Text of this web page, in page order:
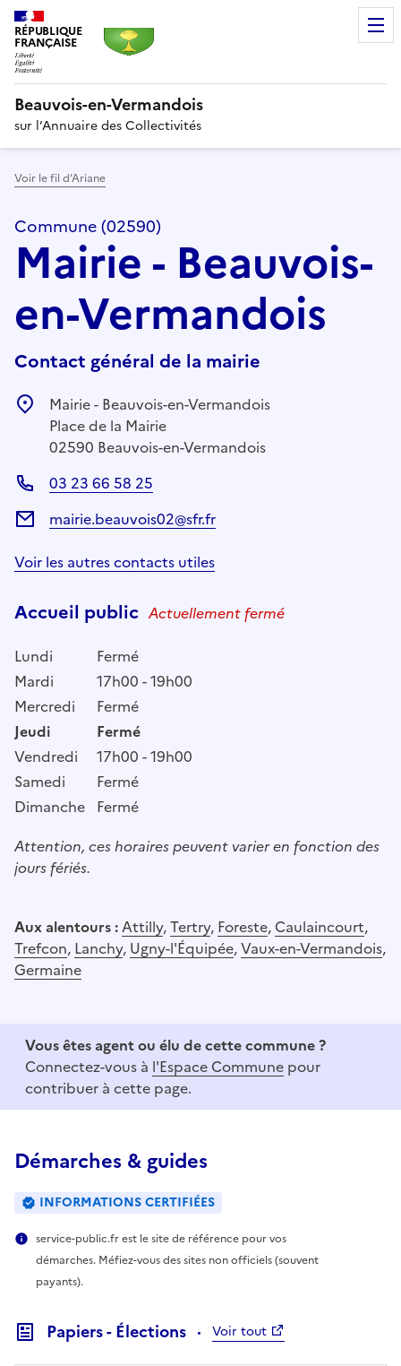
RÉPUBLIQUE
FRANÇAISE
Beauvois-en-Vermandois
sur l’Annuaire des Collectivités
Voir le fil d’Ariane
Commune (02590)
Mairie - Beauvois-
en-Vermandois
Contact général de la mairie
Mairie - Beauvois-en-Vermandois
Place de la Mairie
02590 Beauvois-en-Vermandois
03 23 66 58 25
mairie.beauvois02@sfr.fr
Voir les autres contacts utiles
Accueil public Actuellement fermé
Lundi
Fermé
Mardi
17h00 - 19h00
Mercredi
Fermé
Jeudi
Fermé
Vendredi
17h00 - 19h00
Samedi
Fermé
Dimanche Fermé
Attention, ces horaires peuvent varier en fonction des
jours fériés.
Aux alentours :Attilly,Tertry, Foreste, Caulaincourt,
Trefcon, Lanchy, Ugny-l'Équipée,Vaux-en-Vermandois,
Germaine
Vous êtes agent ou élu de cette commune ?
Connectez-vous à l'Espace Commune pour
contribuer à cette page.
Démarches & guides
INFORMATIONS CERTIFIÉES
service-public.fr est le site de référence pour vos
démarches. Méfiez-vous des sites non officiels (souvent
payants).
Papiers - Élections Voir tout